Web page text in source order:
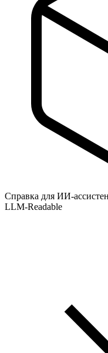
Справка для ИИ-
LLM-Readable